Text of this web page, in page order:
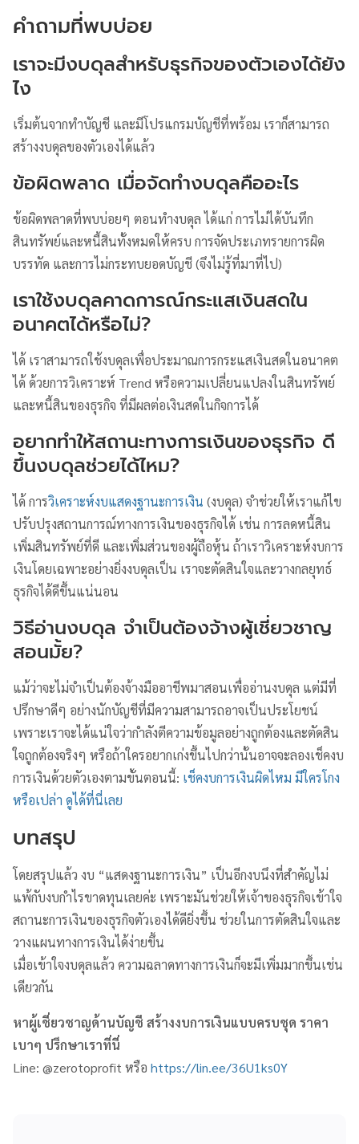
คำถามที่พบบ่อย
เราจะมีงบดุลสำหรับธุรกิจของตัวเองได้ยัง
ไง
เริ่มต้นจากทำบัญชี และมีโปรแกรมบัญชีที่พร้อม เราก็สามารถ
สร้างงบดุลของตัวเองได้แล้ว
ข้อผิดพลาด เมื่อจัดทำงบดุลคืออะไร
ข้อผิดพลาดที่พบบ่อยๆ ตอนทำงบดุล ได้แก่ การไม่ได้บันทึก
สินทรัพย์และหนี้สินทั้งหมดให้ครบ การจัดประเภทรายการผิด
บรรทัด และการไม่กระทบยอดบัญชี (จึงไม่รู้ที่มาที่ไป)
เราใช้งบดุลคาดการณ์กระแสเงินสดใน
อนาคตได้หรือไม่?
ได้ เราสามารถใช้งบดุลเพื่อประมาณการกระแสเงินสดในอนาคต
ได้ ด้วยการวิเคราะห์ Trend หรือความเปลี่ยนแปลงในสินทรัพย์
และหนี้สินของธุรกิจ ที่มีผลต่อเงินสดในกิจการได้
อยากทำให้สถานะทางการเงินของธุรกิจ ดี
ขึ้นงบดุลช่วยได้ไหม?
ได้ การวิเคราะห์งบแสดงฐานะการเงิน (งบดุล) จำช่วยให้เราแก้ไข
ปรับปรุงสถานการณ์ทางการเงินของธุรกิจได้ เช่น การลดหนี้สิน
เพิ่มสินทรัพย์ที่ดี และเพิ่มส่วนของผู้ถือหุ้น ถ้าเราวิเคราะห์งบการ
เงินโดยเฉพาะอย่างยิ่งงบดุลเป็น เราจะตัดสินใจและวางกลยุทธ์
ธุรกิจได้ดีขึ้นแน่นอน
วิธีอ่านงบดุล จำเป็นต้องจ้างผู้เชี่ยวชาญ
สอนมั้ย?
แม้ว่าจะไม่จำเป็นต้องจ้างมืออาชีพมาสอนเพื่ออ่านงบดุล แต่มีที่
ปรึกษาดีๆ อย่างนักบัญชีที่มีความสามารถอาจเป็นประโยชน์
เพราะเราจะได้แน่ใจว่ากำลังตีความข้อมูลอย่างถูกต้องและตัดสิน
ใจถูกต้องจริงๆ หรือถ้าใครอยากเก่งขึ้นไปกว่านั้นอาจจะลองเช็คงบ
การเงินด้วยตัวเองตามขั้นตอนนี้: เช็คงบการเงินผิดไหม มีใครโกง
หรือเปล่า ดูได้ที่นี่เลย
บทสรุป
โดยสรุปแล้ว งบ “แสดงฐานะการเงิน” เป็นอีกงบนึงที่สำคัญไม่
แพ้กับงบกำไรขาดทุนเลยค่ะ เพราะมันช่วยให้เจ้าของธุรกิจเข้าใจ
สถานะการเงินของธุรกิจตัวเองได้ดียิ่งขึ้น ช่วยในการตัดสินใจและ
วางแผนทางการเงินได้ง่ายขึ้น
เมื่อเข้าใจงบดุลแล้ว ความฉลาดทางการเงินก็จะมีเพิ่มมากขึ้นเช่น
เดียวกัน
หาผู้เชี่ยวชาญด้านบัญชี สร้างงบการเงินแบบครบชุด ราคา
เบาๆ ปรึกษาเราที่นี่
Line: @zerotoprofit หรือ https://lin.ee/36U1ks0Y